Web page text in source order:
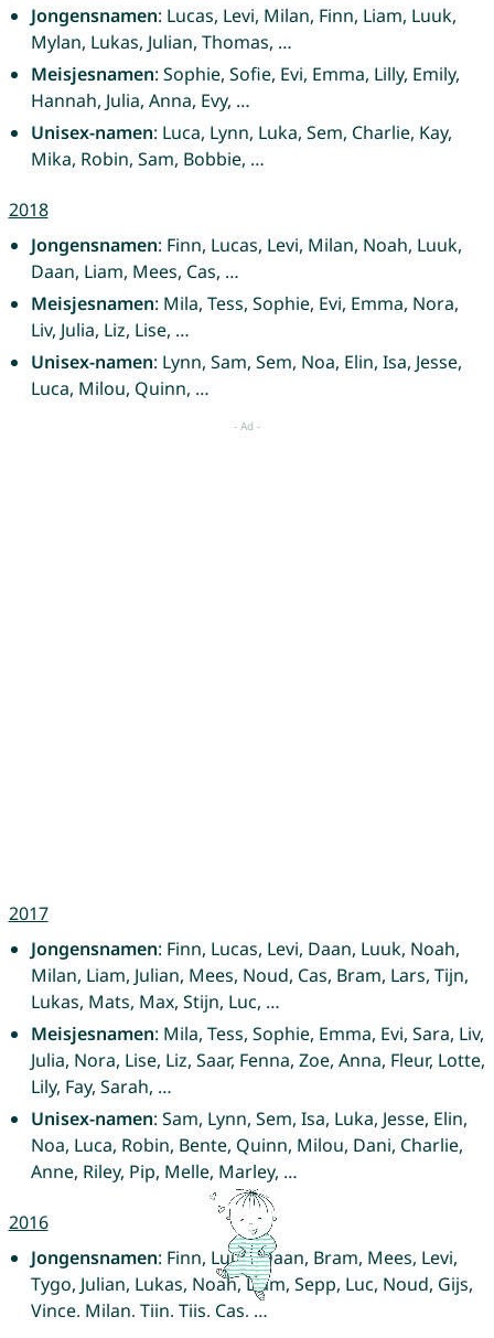
Jongensnamen: Lucas, Levi, Milan, Finn, Liam, Luuk,
Mylan, Lukas, Julian, Thomas, …
Meisjesnamen: Sophie, Sofie, Evi, Emma, Lilly, Emily,
Hannah, Julia, Anna, Evy, …
Unisex-namen: Luca, Lynn, Luka, Sem, Charlie, Kay,
Mika, Robin, Sam, Bobbie, …
2018
Jongensnamen: Finn, Lucas, Levi, Milan, Noah, Luuk,
Daan, Liam, Mees, Cas, …
Meisjesnamen: Mila, Tess, Sophie, Evi, Emma, Nora,
Liv, Julia, Liz, Lise, …
Unisex-namen: Lynn, Sam, Sem, Noa, Elin, Isa, Jesse,
Luca, Milou, Quinn, …
2017
Jongensnamen: Finn, Lucas, Levi, Daan, Luuk, Noah,
Milan, Liam, Julian, Mees, Noud, Cas, Bram, Lars, Tijn,
Lukas, Mats, Max, Stijn, Luc, …
Meisjesnamen: Mila, Tess, Sophie, Emma, Evi, Sara, Liv,
Julia, Nora, Lise, Liz, Saar, Fenna, Zoe, Anna, Fleur, Lotte,
Lily, Fay, Sarah, …
Unisex-namen: Sam, Lynn, Sem, Isa, Luka, Jesse, Elin,
Noa, Luca, Robin, Bente, Quinn, Milou, Dani, Charlie,
Anne, Riley, Pip, Melle, Marley, …
2016
Jongensnamen: Finn, Luuk, Daan, Bram, Mees, Levi,
Tygo, Julian, Lukas, Noah, Liam, Sepp, Luc, Noud, Gijs,
Vince, Milan, Tijn, Tijs, Cas, …